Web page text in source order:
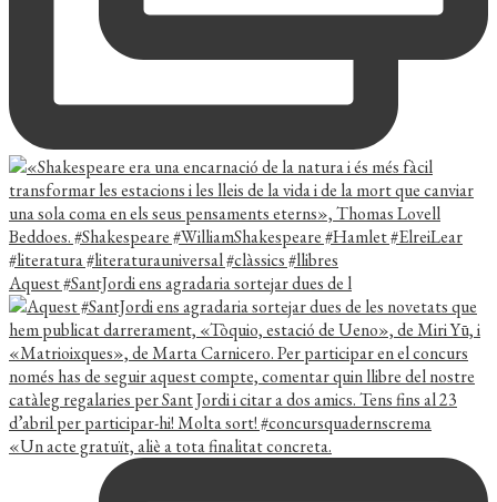
Aquest #SantJordi ens agradaria sortejar dues de l
«Un acte gratuït, aliè a tota finalitat concreta.